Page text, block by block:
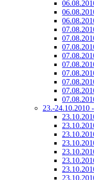
23.-24.10.2010